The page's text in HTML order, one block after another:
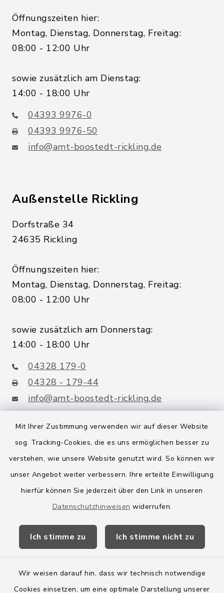
Mit Ihrer Zustimmung verwenden wir auf dieser Website
sog. Tracking-Cookies, die es uns ermöglichen besser zu
verstehen, wie unsere Website genutzt wird. So können wir
unser Angebot weiter verbessern. Ihre erteilte Einwilligung
hierfür können Sie jederzeit über den Link in unseren
Datenschutzhinweisen widerrufen.
Ich stimme zu Ich stimme nicht zu
Wir weisen darauf hin, dass wir technisch notwendige
Cookies einsetzen, um eine optimale Darstellung unserer
Öffnungszeiten hier:
Montag, Dienstag, Donnerstag, Freitag:
08:00 - 12:00 Uhr
sowie zusätzlich am Dienstag:
14:00 - 18:00 Uhr
04393 9976-0
04393 9976-50
info@amt-boostedt-rickling.de
Außenstelle Rickling
Dorfstraße 34
24635 Rickling
Öffnungszeiten hier:
Montag, Dienstag, Donnerstag, Freitag:
08:00 - 12:00 Uhr
sowie zusätzlich am Donnerstag:
14:00 - 18:00 Uhr
04328 179-0
04328 - 179-44
info@amt-boostedt-rickling.de
Quicklinks
Amt Boostedt-Rickling
Amtsbroschüre
Wege-Zweckverband